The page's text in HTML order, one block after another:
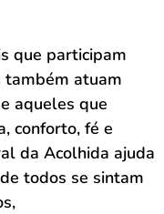
que participam
também atuam
aqueles que
conforto, fé e
da Acolhida ajuda
todos se sintam